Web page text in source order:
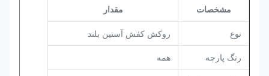
مشخصات مقدار
نوع روکش کفش آستین بلند
رنگ پارچه همه